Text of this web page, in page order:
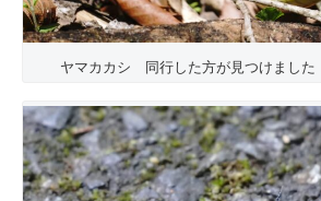
ヤマカカシ 同行した方が見つけまし